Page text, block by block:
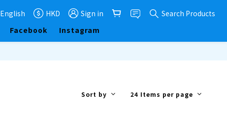
English HKD Sign in
Search Products
Facebook Instagram
Sort by 24 Items per page